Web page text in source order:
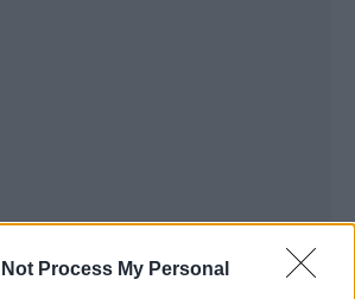
Not Process My Personal